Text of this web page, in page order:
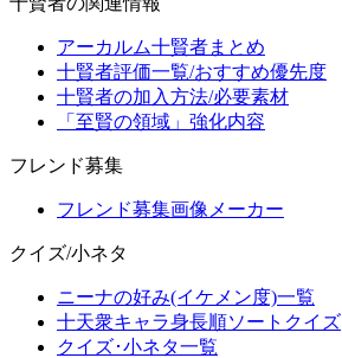
アーカルム十賢者まとめ
十賢者評価一覧/おすすめ優先度
十賢者の加入方法/必要素材
「至賢の領域」強化内容
フレンド募集
フレンド募集画像メーカー
クイズ/小ネタ
ニーナの好み(イケメン度)一覧
十天衆キャラ身長順ソートクイズ
クイズ･小ネタ一覧